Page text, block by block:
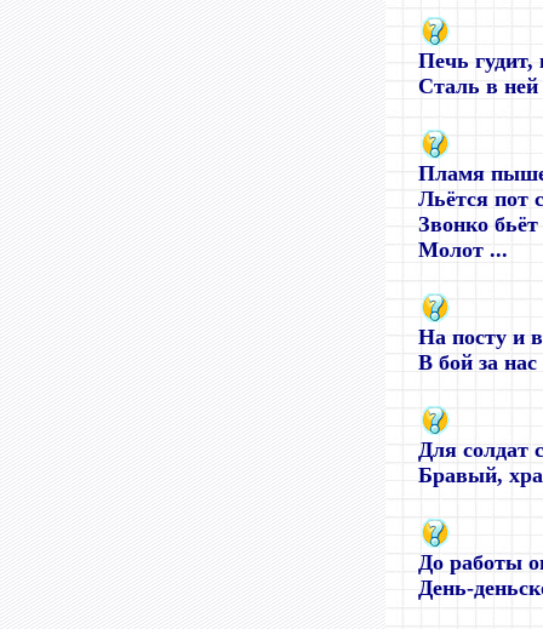
Печь гудит,
Сталь в
Пламя
Льётся пот
Звонко
Молот ...
На посту и
В бой за
Для солдат
Бравый,
До работы
День-